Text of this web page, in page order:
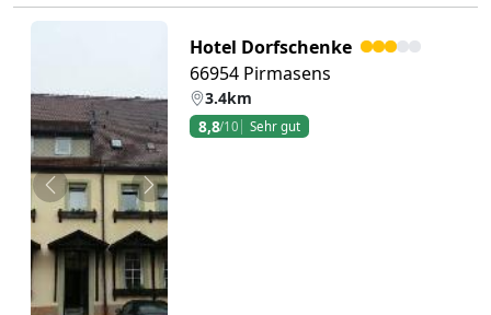
Zurück Weiter
Hotel Dorfschenke
66954 Pirmasens
3.4km
8,8/10 Sehr gut